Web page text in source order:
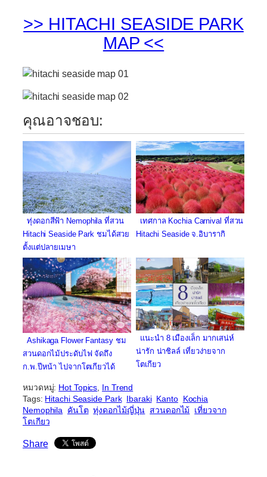
>> HITACHI SEASIDE PARK
MAP <<
คุณอาจชอบ:
ทุ่งดอกสีฟ้า Nemophila ที่สวน
Hitachi Seaside Park ชมได้สวย
ตั้งแต่ปลายเมษา
เทศกาล Kochia Carnival ที่สวน
Hitachi Seaside จ.อิบารากิ
Ashikaga Flower Fantasy ชม
สวนดอกไม้ประดับไฟ จัดถึง
ก.พ.ปีหน้า ไปจากโตเกียวได้
แนะนำ 8 เมืองเล็ก มากเสน่ห์
น่ารัก น่าชิลล์ เที่ยวง่ายจาก
โตเกียว
หมวดหมู่: Hot Topics In Trend
Tags: Hitachi Seaside Park Ibaraki Kanto Kochia
Nemophila
คันโต ทุ่งดอกไม้ญี่ปุ่น สวนดอกไม้
​เที่ยวจาก
โตเกียว
Share